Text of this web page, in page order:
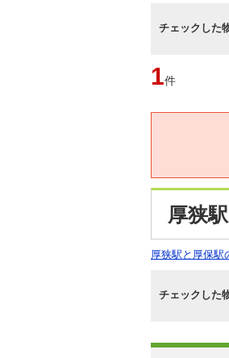
チェックした
1件
厚狭
厚狭駅と厚保駅
チェックした